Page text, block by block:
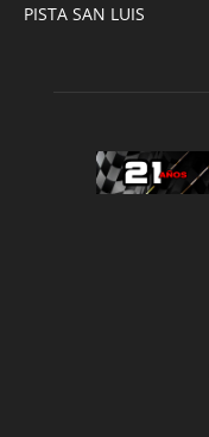
PISTA SAN LUIS